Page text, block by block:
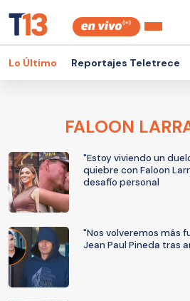
Lo Último Reportajes Teletrece
FALOON
"Estoy viviendo un
quiebre con Faloon
desafío personal
"Nos volveremos más
Jean Paul Pineda tras